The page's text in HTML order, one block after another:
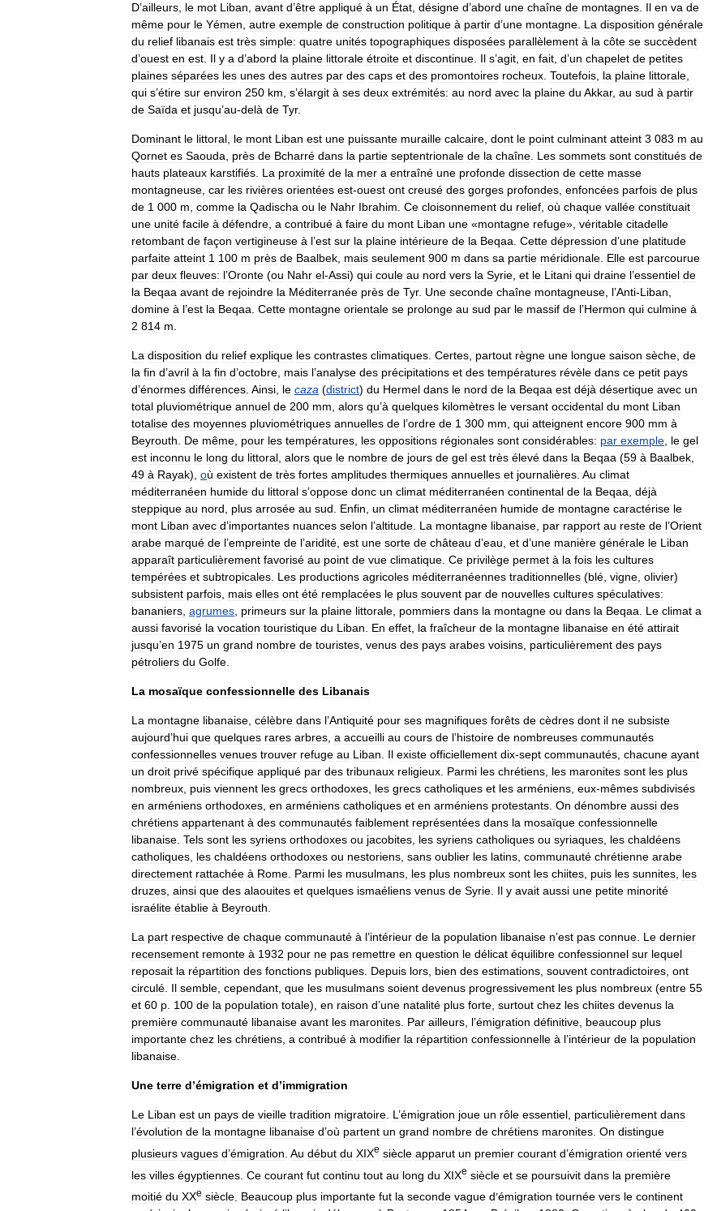
D’ailleurs, le mot Liban, avant d’être appliqué à un État, désigne d’abord une chaîne de montagnes. Il en va de
même pour le Yémen, autre exemple de construction politique à partir d’une montagne. La disposition générale
du relief libanais est très simple: quatre unités topographiques disposées parallèlement à la côte se succèdent
d’ouest en est. Il y a d’abord la plaine littorale étroite et discontinue. Il s’agit, en fait, d’un chapelet de petites
plaines séparées les unes des autres par des caps et des promontoires rocheux. Toutefois, la plaine littorale,
qui s’étire sur environ 250 km, s’élargit à ses deux extrémités: au nord avec la plaine du Akkar, au sud à partir
de Saïda et jusqu’au-delà de Tyr.
Dominant le littoral, le mont Liban est une puissante muraille calcaire, dont le point culminant atteint 3 083 m au
Qornet es Saouda, près de Bcharré dans la partie septentrionale de la chaîne. Les sommets sont constitués de
hauts plateaux karstifiés. La proximité de la mer a entraîné une profonde dissection de cette masse
montagneuse, car les rivières orientées est-ouest ont creusé des gorges profondes, enfoncées parfois de plus
de 1 000 m, comme la Qadischa ou le Nahr Ibrahim. Ce cloisonnement du relief, où chaque vallée constituait
une unité facile à défendre, a contribué à faire du mont Liban une «montagne refuge», véritable citadelle
retombant de façon vertigineuse à l’est sur la plaine intérieure de la Beqaa. Cette dépression d’une platitude
parfaite atteint 1 100 m près de Baalbek, mais seulement 900 m dans sa partie méridionale. Elle est parcourue
par deux fleuves: l’Oronte (ou Nahr el-Assi) qui coule au nord vers la Syrie, et le Litani qui draine l’essentiel de
la Beqaa avant de rejoindre la Méditerranée près de Tyr. Une seconde chaîne montagneuse, l’Anti-Liban,
domine à l’est la Beqaa. Cette montagne orientale se prolonge au sud par le massif de l’Hermon qui culmine à
2 814 m.
La disposition du relief explique les contrastes climatiques. Certes, partout règne une longue saison sèche, de
la fin d’avril à la fin d’octobre, mais l’analyse des précipitations et des températures révèle dans ce petit pays
d’énormes différences. Ainsi, le caza (district) du Hermel dans le nord de la Beqaa est déjà désertique avec un
total pluviométrique annuel de 200 mm, alors qu’à quelques kilomètres le versant occidental du mont Liban
totalise des moyennes pluviométriques annuelles de l’ordre de 1 300 mm, qui atteignent encore 900 mm à
Beyrouth. De même, pour les températures, les oppositions régionales sont considérables: par exemple, le gel
est inconnu le long du littoral, alors que le nombre de jours de gel est très élevé dans la Beqaa (59 à Baalbek,
49 à Rayak), où existent de très fortes amplitudes thermiques annuelles et journalières. Au climat
méditerranéen humide du littoral s’oppose donc un climat méditerranéen continental de la Beqaa, déjà
steppique au nord, plus arrosée au sud. Enfin, un climat méditerranéen humide de montagne caractérise le
mont Liban avec d’importantes nuances selon l’altitude. La montagne libanaise, par rapport au reste de l’Orient
arabe marqué de l’empreinte de l’aridité, est une sorte de château d’eau, et d’une manière générale le Liban
apparaît particulièrement favorisé au point de vue climatique. Ce privilège permet à la fois les cultures
tempérées et subtropicales. Les productions agricoles méditerranéennes traditionnelles (blé, vigne, olivier)
subsistent parfois, mais elles ont été remplacées le plus souvent par de nouvelles cultures spéculatives:
bananiers, agrumes, primeurs sur la plaine littorale, pommiers dans la montagne ou dans la Beqaa. Le climat a
aussi favorisé la vocation touristique du Liban. En effet, la fraîcheur de la montagne libanaise en été attirait
jusqu’en 1975 un grand nombre de touristes, venus des pays arabes voisins, particulièrement des pays
pétroliers du Golfe.
La mosaïque confessionnelle des Libanais
La montagne libanaise, célèbre dans l’Antiquité pour ses magnifiques forêts de cèdres dont il ne subsiste
aujourd’hui que quelques rares arbres, a accueilli au cours de l’histoire de nombreuses communautés
confessionnelles venues trouver refuge au Liban. Il existe officiellement dix-sept communautés, chacune ayant
un droit privé spécifique appliqué par des tribunaux religieux. Parmi les chrétiens, les maronites sont les plus
nombreux, puis viennent les grecs orthodoxes, les grecs catholiques et les arméniens, eux-mêmes subdivisés
en arméniens orthodoxes, en arméniens catholiques et en arméniens protestants. On dénombre aussi des
chrétiens appartenant à des communautés faiblement représentées dans la mosaïque confessionnelle
libanaise. Tels sont les syriens orthodoxes ou jacobites, les syriens catholiques ou syriaques, les chaldéens
catholiques, les chaldéens orthodoxes ou nestoriens, sans oublier les latins, communauté chrétienne arabe
directement rattachée à Rome. Parmi les musulmans, les plus nombreux sont les chiites, puis les sunnites, les
druzes, ainsi que des alaouites et quelques ismaéliens venus de Syrie. Il y avait aussi une petite minorité
israélite établie à Beyrouth.
La part respective de chaque communauté à l’intérieur de la population libanaise n’est pas connue. Le dernier
recensement remonte à 1932 pour ne pas remettre en question le délicat équilibre confessionnel sur lequel
reposait la répartition des fonctions publiques. Depuis lors, bien des estimations, souvent contradictoires, ont
circulé. Il semble, cependant, que les musulmans soient devenus progressivement les plus nombreux (entre 55
et 60 p. 100 de la population totale), en raison d’une natalité plus forte, surtout chez les chiites devenus la
première communauté libanaise avant les maronites. Par ailleurs, l’émigration définitive, beaucoup plus
importante chez les chrétiens, a contribué à modifier la répartition confessionnelle à l’intérieur de la population
libanaise.
Une terre d’émigration et d’immigration
Le Liban est un pays de vieille tradition migratoire. L’émigration joue un rôle essentiel, particulièrement dans
l’évolution de la montagne libanaise d’où partent un grand nombre de chrétiens maronites. On distingue
plusieurs vagues d’émigration Au début du XIXe siècle apparut un premier courant d’émigration orienté vers
les villes égyptiennes Ce courant fut continu tout au long du XIXe siècle et se poursuivit dans la première
moitié du XXe siècle Beaucoup plus importante fut la seconde vague d’émigration tournée vers le continent